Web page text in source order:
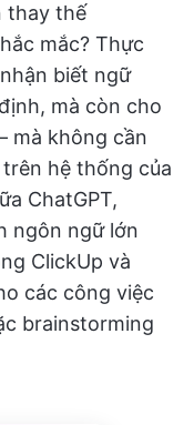
thay thế
mắc? Thực
biết ngữ
mà còn cho
mà không cần
hệ thống của
ChatGPT,
ngôn ngữ lớn
ClickUp và
các công việc
brainstorming